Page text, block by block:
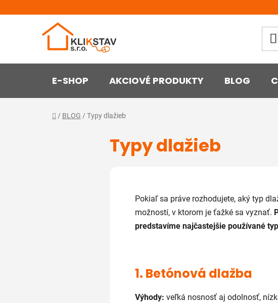
na
E-SHOP AKCIOVÉ PRODUKTY BLOG
Domov
/ BLOG / Typy dlažieb
Typy dlažieb
Pokiaľ sa práve rozhodujete, aký typ
možností, v ktorom je ťažké sa vyznať.
predstavíme najčastejšie používané
1. Betónová dlažba
Výhody: veľká nosnosť aj odolnosť,